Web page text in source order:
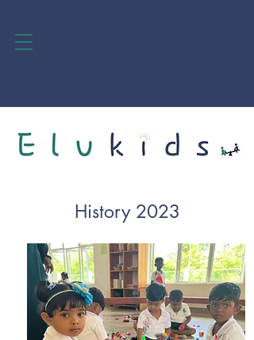
History 2023